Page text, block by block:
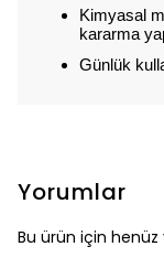
Kimyasal
kararma
Günlük
Yorumlar
Bu ürün için henüz